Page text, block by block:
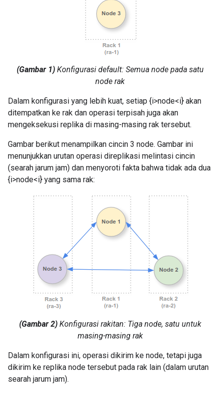
(Gambar 1) Konfigurasi default: Semua node pada satu
node rak
Dalam konfigurasi yang lebih kuat, setiap {i>node<i} akan
ditempatkan ke rak dan operasi terpisah juga akan
mengeksekusi replika di masing-masing rak tersebut.
Gambar berikut menampilkan cincin 3 node. Gambar ini
menunjukkan urutan operasi direplikasi melintasi cincin
(searah jarum jam) dan menyoroti fakta bahwa tidak ada dua
{i>node<i} yang sama rak:
(Gambar 2) Konfigurasi rakitan: Tiga node, satu untuk
masing-masing rak
Dalam konfigurasi ini, operasi dikirim ke node, tetapi juga
dikirim ke replika node tersebut pada rak lain (dalam urutan
searah jarum jam).